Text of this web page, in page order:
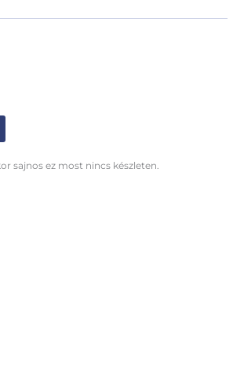
sajnos ez most nincs készleten.